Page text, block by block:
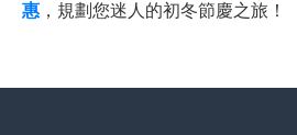
惠 ，規劃您迷人的初冬節慶之旅！